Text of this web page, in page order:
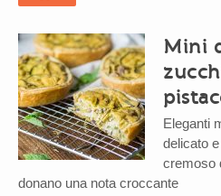
Mini
Eleganti
delicato
cremoso
donano una nota croccante